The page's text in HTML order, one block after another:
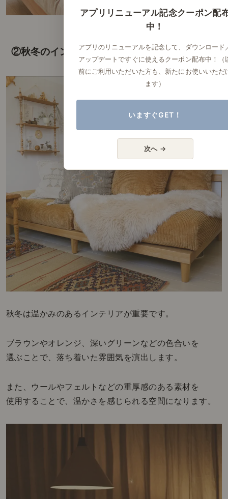
②秋冬のインテリアスタイル
秋冬は温かみのあるインテリアが重要です。
ブラウンやオレンジ、深いグリーンなどの色合いを
選ぶことで、落ち着いた雰囲気を演出します。
また、ウールやフェルトなどの重厚感のある素材を
使用することで、温かさを感じられる空間になります。
アプリリニューアル記念クーポン配
中！
アプリのリニューアルを記念して、ダウンロード
アップデートですぐに使えるクーポン配布中！（
前にご利用いただいた方も、新たにお使いいただ
ます）
いますぐGET！
次へ →